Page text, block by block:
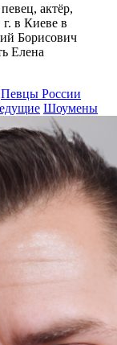
актёр,
г. в Киеве в
Борисович
Елена
Певцы России
Шоумены